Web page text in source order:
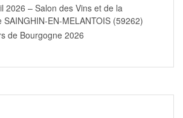
2026 – Salon des Vins et de la
EN-MELANTOIS (59262)
de Bourgogne 2026